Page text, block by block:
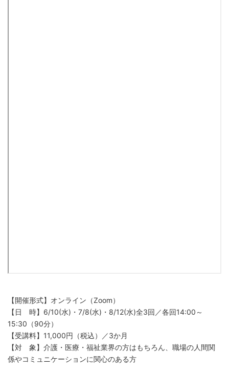
【開催形式】オンライン（Zoom）
【日 時】6/10(水)・7/8(水)・8/12(水)全3回／各回14:00～
15:30（90分）
【受講料】11,000円（税込）／3か月
【対 象】介護・医療・福祉業界の方はもちろん、職場の人間関
係やコミュニケーションに関心のある方